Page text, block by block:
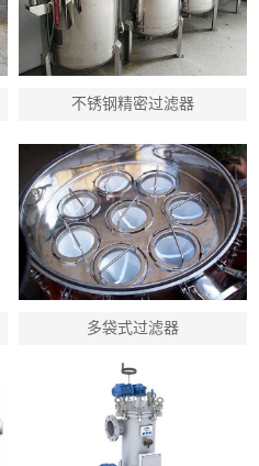
不锈钢精密过滤器
多袋式过滤器